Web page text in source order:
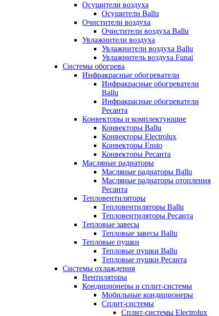
Осушители воздуха
Осушители Ballu
Очистители воздуха
Очистители воздуха Ballu
Увлажнители воздуха
Увлажнители воздуха Ballu
Увлажнитель воздуха Funai
Системы обогрева
Инфракрасные обогреватели
Инфракрасные обогреватели
Ballu
Инфракрасные обогреватели
Ресанта
Конвекторы и комплектующие
Конвекторы Ballu
Конвекторы Electrolux
Конвекторы Ensto
Конвекторы Ресанта
Масляные радиаторы
Масляные радиаторы Ballu
Масляные радиаторы отопления
Ресанта
Тепловентиляторы
Тепловентиляторы Ballu
Тепловентиляторы Ресанта
Тепловые завесы
Тепловые завесы Ballu
Тепловые пушки
Тепловые пушки Ballu
Тепловые пушки Ресанта
Системы охлаждения
Вентиляторы
Кондиционеры и сплит-системы
Мобильные кондиционеры
Сплит-системы
Сплит-системы Electrolux